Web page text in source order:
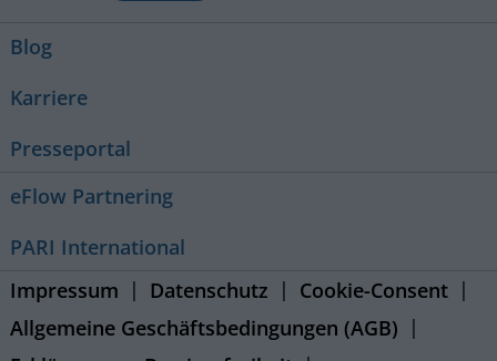
Blog
Karriere
Presseportal
eFlow Partnering
PARI International
Impressum
Datenschutz
Cookie-Consent
Allgemeine Geschäftsbedingungen (AGB)